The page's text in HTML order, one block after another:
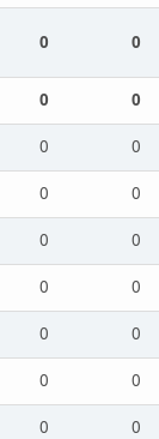
0 0
0 0
0 0
0 0
0 0
0 0
0 0
0 0
0 0